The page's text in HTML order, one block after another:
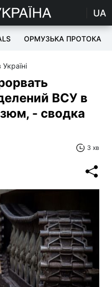
UA
ОРМУЗЬКА ПРОТОКА
Україні
ВСУ в
- сводка
3 хв